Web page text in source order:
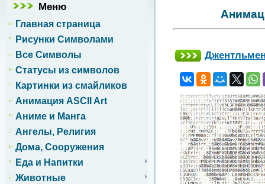
Меню
Главная страница
Рисунки Символами
Все Символы
Статусы из символов
Картинки из смайликов
Анимация ASCII Art
Аниме и Манга
Ангелы, Религия
Дома, Сооружения
Еда и Напитки
Животные